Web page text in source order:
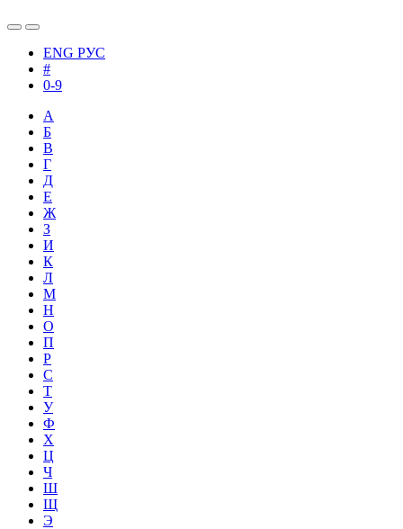
ENG РУС
#
0-9
А
Б
В
Г
Д
Е
Ж
З
И
К
Л
М
Н
О
П
Р
С
Т
У
Ф
Х
Ц
Ч
Ш
Щ
Э